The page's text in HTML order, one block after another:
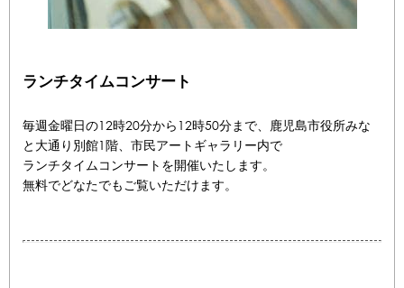
ランチタイムコンサート
毎週金曜日の12時20分から12時50分まで、鹿児島市役所みな
と大通り別館1階、市民アートギャラリー内で
ランチタイムコンサートを開催いたします。
無料でどなたでもご覧いただけます。